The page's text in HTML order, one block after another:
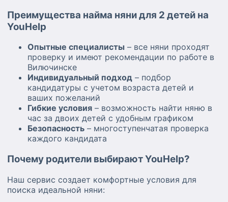
Преимущества найма няни для 2 детей на
YouHelp
Опытные специалисты – все няни проходят
проверку и имеют рекомендации по работе в
Вилючинске
Индивидуальный подход – подбор
кандидатуры с учетом возраста детей и
ваших пожеланий
Гибкие условия – возможность найти няню в
час за двоих детей с удобным графиком
Безопасность – многоступенчатая проверка
каждого кандидата
Почему родители выбирают YouHelp?
Наш сервис создает комфортные условия для
поиска идеальной няни: